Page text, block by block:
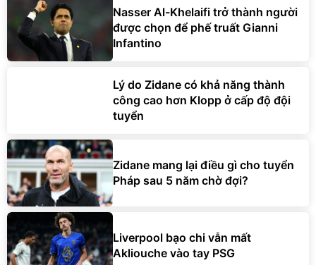
Nasser Al-Khelaifi trở thành người
được chọn để phế truất Gianni
Infantino
Lý do Zidane có khả năng thành
công cao hơn Klopp ở cấp độ đội
tuyển
Zidane mang lại điều gì cho tuyển
Pháp sau 5 năm chờ đợi?
Liverpool bạo chi vẫn mất
Akliouche vào tay PSG